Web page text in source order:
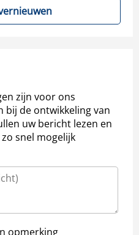
zijn voor ons
bij de ontwikkeling van
uw bericht lezen en
snel mogelijk
opmerking